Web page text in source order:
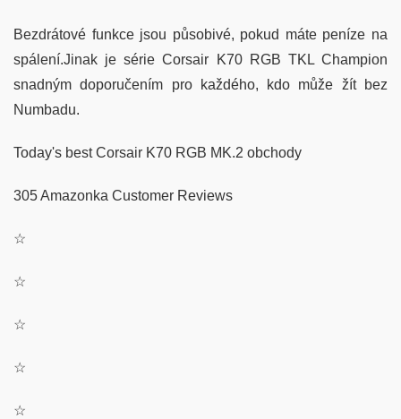
Bezdrátové funkce jsou působivé, pokud máte peníze na
spálení.Jinak je série Corsair K70 RGB TKL Champion
snadným doporučením pro každého, kdo může žít bez
Numbadu.
Today's best Corsair K70 RGB MK.2 obchody
305 Amazonka Customer Reviews
☆
☆
☆
☆
☆